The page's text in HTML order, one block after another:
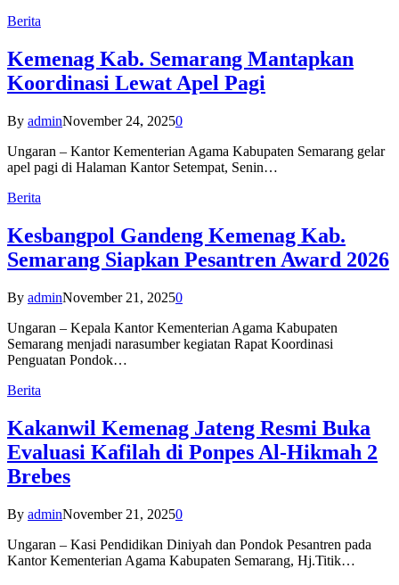
Berita
Kemenag Kab. Semarang Mantapkan
Koordinasi Lewat Apel Pagi
By adminNovember 24, 20250
Ungaran – Kantor Kementerian Agama Kabupaten Semarang gelar
apel pagi di Halaman Kantor Setempat, Senin…
Berita
Kesbangpol Gandeng Kemenag Kab.
Semarang Siapkan Pesantren Award 2026
By adminNovember 21, 20250
Ungaran – Kepala Kantor Kementerian Agama Kabupaten
Semarang menjadi narasumber kegiatan Rapat Koordinasi
Penguatan Pondok…
Berita
Kakanwil Kemenag Jateng Resmi Buka
Evaluasi Kafilah di Ponpes Al-Hikmah 2
Brebes
By adminNovember 21, 20250
Ungaran – Kasi Pendidikan Diniyah dan Pondok Pesantren pada
Kantor Kementerian Agama Kabupaten Semarang, Hj.Titik…